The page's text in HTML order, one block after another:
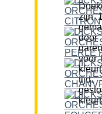
zijn
voor
tijd.